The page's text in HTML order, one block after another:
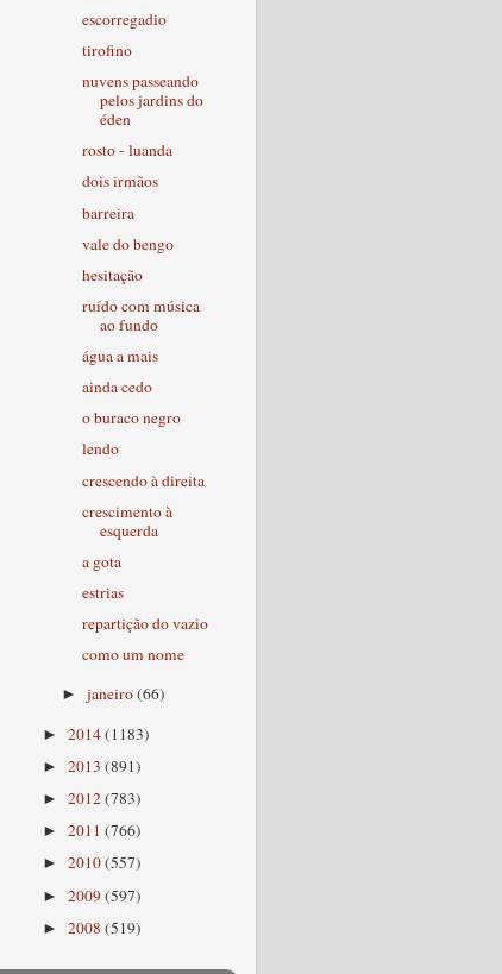
escorregadio
tirofino
nuvens passeando
pelos jardins do
éden
rosto - luanda
dois irmãos
barreira
vale do bengo
hesitação
ruído com música
ao fundo
água a mais
ainda cedo
o buraco negro
lendo
crescendo à direita
crescimento à
esquerda
a gota
estrias
repartição do vazio
como um nome
►janeiro(66)
► 2014(1183)
► 2013 (891)
► 2012(783)
► 2011 (766)
► 2010(557)
► 2009(597)
► 2008 (519)